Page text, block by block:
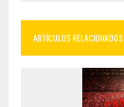
ARTÍCULOS RELACIONADOS